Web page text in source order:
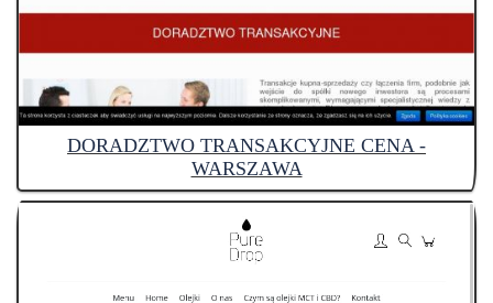
DORADZTWO TRANSAKCYJNE CENA -
WARSZAWA